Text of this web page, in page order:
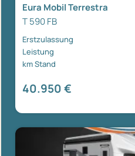
Eura Mobil Terrestra
T 590 FB
Erstzulassung
Leistung
km Stand
40.950 €